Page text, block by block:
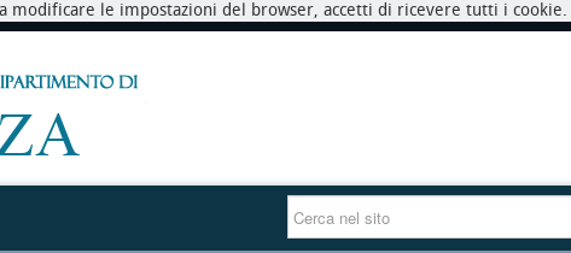
modificare le impostazioni del browser, accetti di ricevere tutti i cookie.